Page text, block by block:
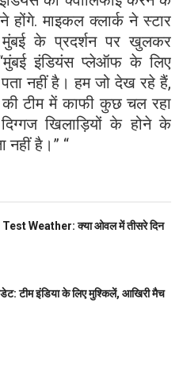
होंगे. माइकल क्लार्क ने स्टार
मुंबई के प्रदर्शन पर खुलकर
“मुंबई इंडियंस प्लेऑफ के लिए
पता नहीं है। हम जो देख रहे हैं,
टीम में काफी कुछ चल रहा
खिलाड़ियों के होने के
नहीं है।” “
Test Weather: क्या ओवल में तीसरे दिन
टीम इंडिया के लिए मुश्किलें, आखिरी मैच